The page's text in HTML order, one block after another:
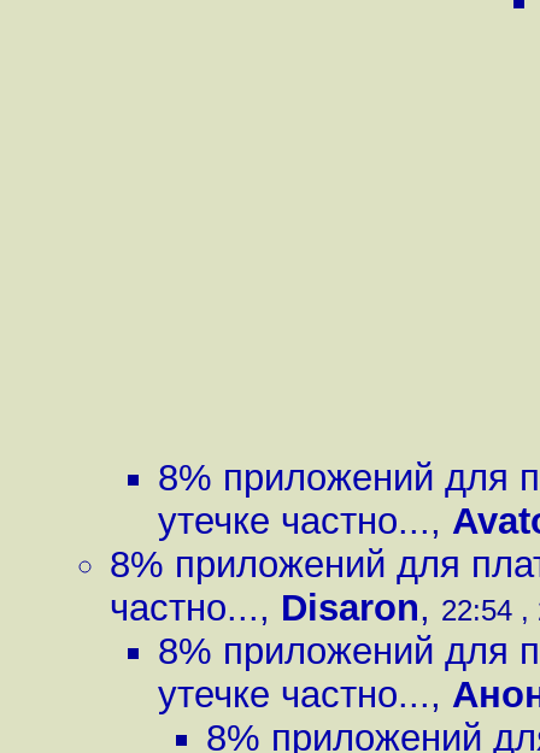
8% приложений для
утечке частно...,
8% приложений для
частно..., Disaron, 22:54 ,
8% приложений для
утечке частно...,
8% приложений